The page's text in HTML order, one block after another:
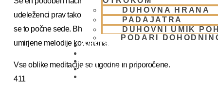
DUHOVNA HRANA
PADAJATRA
DUHOVNI UMIK
PODARI
DONIRAJ
VAŠA VPRAŠANJA
PIŠI NAM
udeleženci prav tako ponavljajo za glavnim pevcem, le da
se to počne sede. Bhadžan običajno zajema tudi bolj
umirjene melodije kot kirtana.
Vse oblike meditacije so ugodne in priporočene.
411